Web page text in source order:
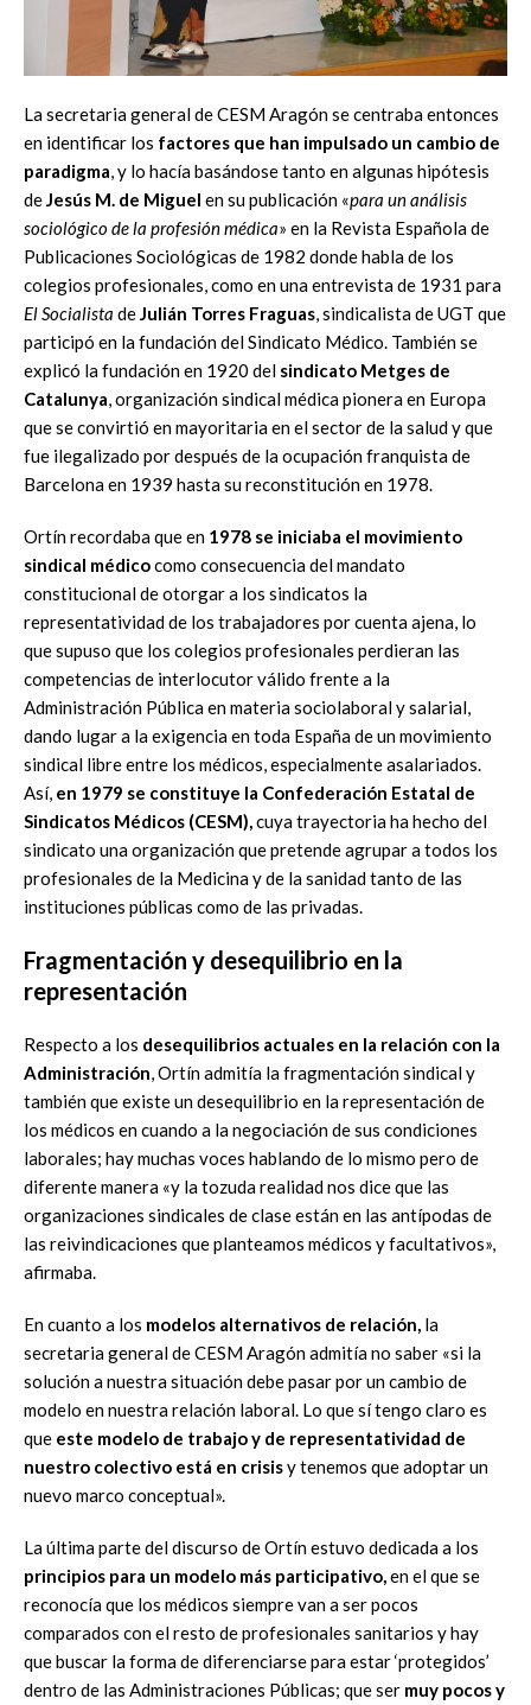
La secretaria general de CESM Aragón se centraba entonces
en identificar los factores que han impulsado un cambio de
paradigma, y lo hacía basándose tanto en algunas hipótesis
deJesús M. de Miguel en su publicación «para un análisis
sociológico de la profesión médica» en la Revista Española de
Publicaciones Sociológicas de 1982 donde habla de los
colegios profesionales, como en una entrevista de 1931 para
El Socialista deJulián Torres Fraguas, sindicalista de UGT que
participó en la fundación del Sindicato Médico. También se
explicó la fundación en 1920 del sindicato Metges de
Catalunya, organización sindical médica pionera en Europa
que se convirtió en mayoritaria en el sector de la salud y que
fue ilegalizado por después de la ocupación franquista de
Barcelona en 1939 hasta su reconstitución en 1978.
Ortín recordaba que en 1978 se iniciaba el movimiento
sindical médicocomo consecuencia del mandato
constitucional de otorgar a los sindicatos la
representatividad de los trabajadores por cuenta ajena, lo
que supuso que los colegios profesionales perdieran las
competencias de interlocutor válido frente a la
Administración Pública en materia sociolaboral y salarial,
dando lugar a la exigencia en toda España de un movimiento
sindical libre entre los médicos, especialmente asalariados.
Así, en 1979 se constituye la Confederación Estatal de
Sindicatos Médicos (CESM),cuya trayectoria ha hecho del
sindicato una organización que pretende agrupar a todos los
profesionales de la Medicina y de la sanidad tanto de las
instituciones públicas como de las privadas.
Fragmentación y desequilibrio en la
representación
Respecto a los desequilibrios actuales en la relación con la
Administración, Ortín admitía la fragmentación sindical y
también que existe un desequilibrio en la representación de
los médicos en cuando a la negociación de sus condiciones
laborales; hay muchas voces hablando de lo mismo pero de
diferente manera «y la tozuda realidad nos dice que las
organizaciones sindicales de clase están en las antípodas de
las reivindicaciones que planteamos médicos y facultativos»,
afirmaba.
En cuanto a los modelos alternativos de relación, la
secretaria general de CESM Aragón admitía no saber «si la
solución a nuestra situación debe pasar por un cambio de
modelo en nuestra relación laboral. Lo que sí tengo claro es
que este modelo de trabajo y de representatividad de
nuestro colectivo está en crisisy tenemos que adoptar un
nuevo marco conceptual».
La última parte del discurso de Ortín estuvo dedicada a los
principios para un modelo más participativo,en el que se
reconocía que los médicos siempre van a ser pocos
comparados con el resto de profesionales sanitarios y hay
que buscar la forma de diferenciarse para estar ‘protegidos’
dentro de las Administraciones Públicas; que ser muy pocos y